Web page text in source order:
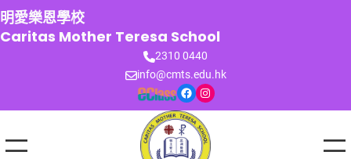
跳
至
主
明愛樂恩學校
Caritas Mother Teresa School
2310 0440
info@cmts.edu.hk
Facebook Instagram